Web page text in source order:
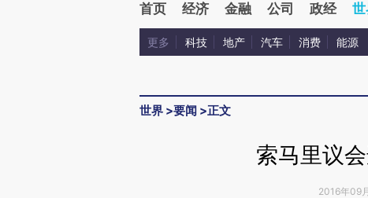
首页 经济 金融 公司 政经
更多 科技 地产 汽车 消费 能源
世界 >要闻 >正文
索马里议
2016年09